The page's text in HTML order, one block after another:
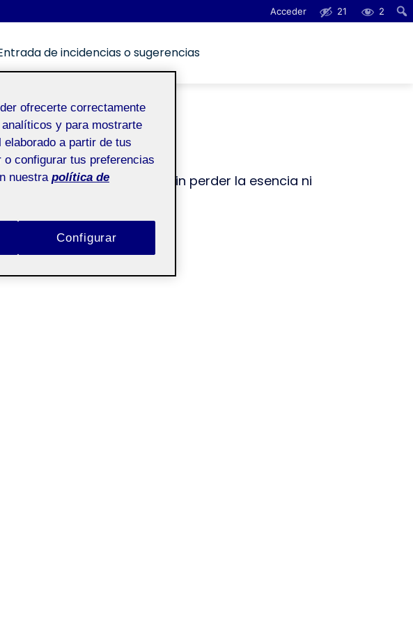
Acceder 21 2
de incidencias o sugerencias
Un nuevo formato pero sin perder la esencia ni
ofrecerte correctamente
y para mostrarte
a partir de tus
o configurar tus preferencias
nuestra política de
Configurar